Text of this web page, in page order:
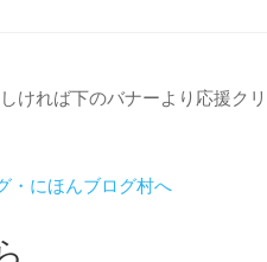
ければ下のバナーより応援クリ